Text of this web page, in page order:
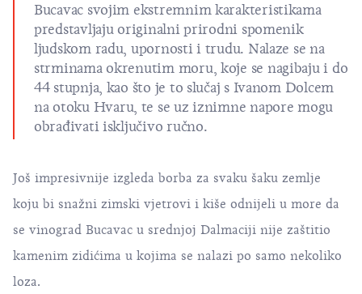
Bucavac svojim ekstremnim karakteristikama
predstavljaju originalni prirodni spomenik
ljudskom radu, upornosti i trudu. Nalaze se na
strminama okrenutim moru, koje se nagibaju i do
44 stupnja, kao što je to slučaj s Ivanom Dolcem
na otoku Hvaru, te se uz iznimne napore mogu
obrađivati isključivo ručno.
Još impresivnije izgleda borba za svaku šaku zemlje
koju bi snažni zimski vjetrovi i kiše odnijeli u more da
se vinograd Bucavac u srednjoj Dalmaciji nije zaštitio
kamenim zidićima u kojima se nalazi po samo nekoliko
loza.